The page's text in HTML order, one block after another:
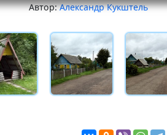
Автор:Александр Кукштель